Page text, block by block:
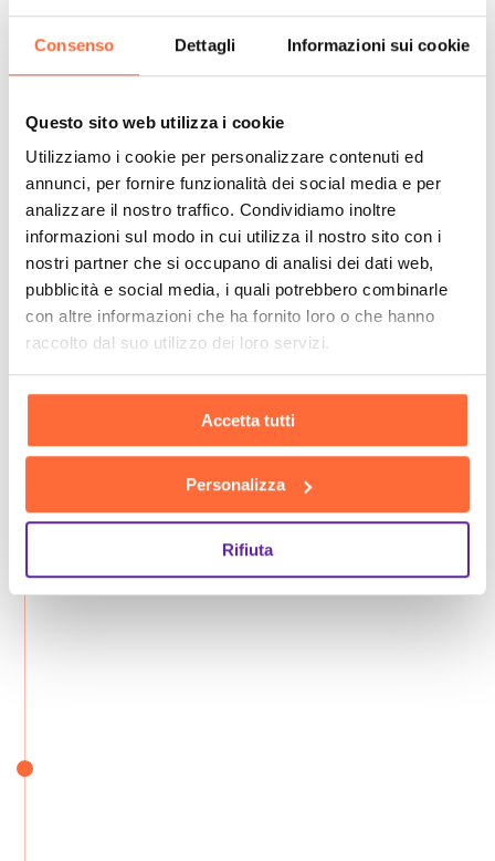
Consenso Dettagli Informazioni sui cookie
Questo sito web utilizza i cookie
Utilizziamo i cookie per personalizzare contenuti ed
annunci, per fornire funzionalità dei social media e per
analizzare il nostro traffico. Condividiamo inoltre
informazioni sul modo in cui utilizza il nostro sito con i
nostri partner che si occupano di analisi dei dati web,
pubblicità e social media, i quali potrebbero combinarle
con altre informazioni che ha fornito loro o che hanno
raccolto dal suo utilizzo dei loro servizi.
Accetta tutti
Personalizza
Rifiuta